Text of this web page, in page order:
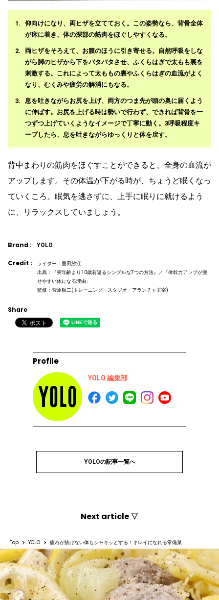
仰向けになり、両ヒザを立てておく。この姿勢なら、背骨全体
が床に着き、体の深部の筋肉をほぐしやすくなる。
両ヒザをそろえて、お腹のほうに引き寄せる。自然呼吸をしな
がら脚のヒザから下をバタバタさせ、ふくらはぎで太もも裏を
刺激する。これによって太ももの裏やふくらはぎの血流がよく
なり、むくみや疲労の解消にもなる。
息を吐きながらお尻を上げ、両方のつま先が頭の奥に届くよう
に伸ばす。お尻を上げる時は勢いで行わず、できれば背骨を一
つずつ上げていくようなイメージで丁寧に動く。3呼吸程度キ
ープしたら、息を吐きながらゆっくりと体を戻す。
背中まわりの筋肉をほぐすことができると、全身の血流が
アップします。その体温が下がる時が、ちょうど眠くなっ
ていくころ。眠気を逃さずに、上手に眠りに就けるよう
に、リラックスしていましょう。
Brand : YOLO
Credit :
ライター：豊田紗江
出典：『実年齢より10歳若返るシンプルな7つの方法』／「体幹力アップが痩
せやすい体になる理由」
監修：菅原順二(トレーニング・スタジオ・アランチャ主宰)
Share
Profile
YOLO 編集部
YOLOの記事一覧へ
Next article ▽
Top YOLO 疲れが抜けない体もシャキッとする！キレイになれる常備菜